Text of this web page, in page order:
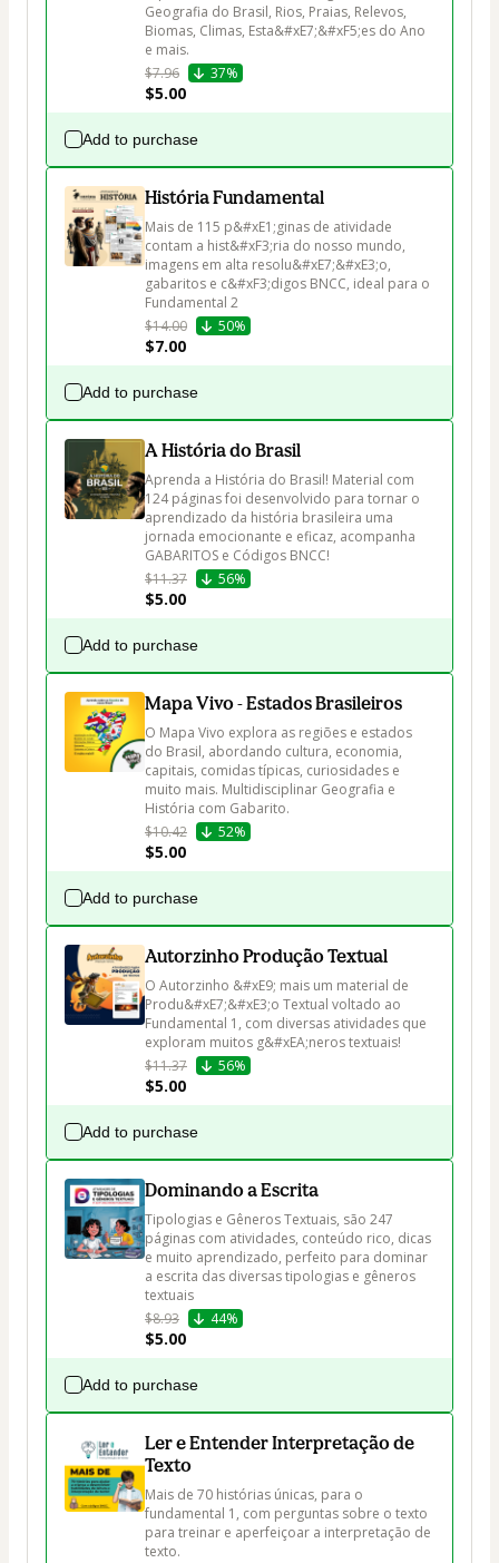
Geografia do Brasil, Rios, Praias, Relevos,
Biomas, Climas, Esta&#xE7;&#xF5;es do Ano
e mais.
$7.96
37%
$5.00
Add to purchase
História Fundamental
Mais de 115 p&#xE1;ginas de atividade
contam a hist&#xF3;ria do nosso mundo,
imagens em alta resolu&#xE7;&#xE3;o,
gabaritos e c&#xF3;digos BNCC, ideal para o
Fundamental 2
$14.00
50%
$7.00
Add to purchase
A História do Brasil
Aprenda a História do Brasil! Material com
124 páginas foi desenvolvido para tornar o
aprendizado da história brasileira uma
jornada emocionante e eficaz, acompanha
GABARITOS e Códigos BNCC!
$11.37
56%
$5.00
Add to purchase
Mapa Vivo - Estados Brasileiros
O Mapa Vivo explora as regiões e estados
do Brasil, abordando cultura, economia,
capitais, comidas típicas, curiosidades e
muito mais. Multidisciplinar Geografia e
História com Gabarito.
$10.42
52%
$5.00
Add to purchase
Autorzinho Produção Textual
O Autorzinho &#xE9; mais um material de
Produ&#xE7;&#xE3;o Textual voltado ao
Fundamental 1, com diversas atividades que
exploram muitos g&#xEA;neros textuais!
$11.37
56%
$5.00
Add to purchase
Dominando a Escrita
Tipologias e Gêneros Textuais, são 247
páginas com atividades, conteúdo rico, dicas
e muito aprendizado, perfeito para dominar
a escrita das diversas tipologias e gêneros
textuais
$8.93
44%
$5.00
Add to purchase
Ler e Entender Interpretação de
Texto
Mais de 70 histórias únicas, para o
fundamental 1, com perguntas sobre o texto
para treinar e aperfeiçoar a interpretação de
texto.